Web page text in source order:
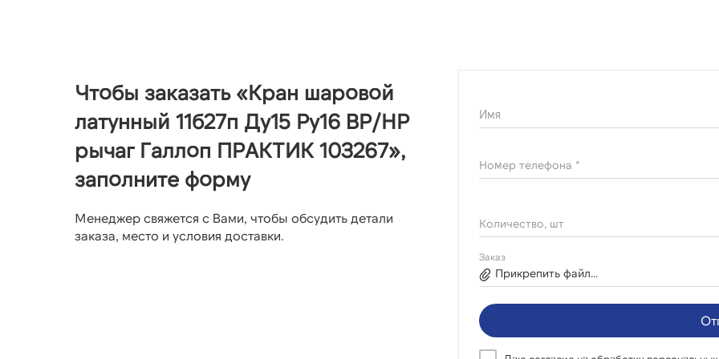
Чтобы заказать «Кран шаровой
латунный 11б27п Ду15 Ру16 ВР/НР
рычаг Галлоп ПРАКТИК 103267»,
заполните форму
Менеджер свяжется с Вами, чтобы обсудить детали
заказа, место и условия доставки.
Имя
Номер телефона *
Количество, шт
Заказ
Прикрепить файл...